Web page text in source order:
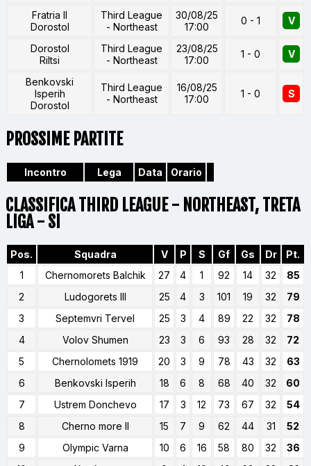
Fratria II
Dorostol
Third League
- Northeast
30/08/25
17:00
0 - 1 V
Dorostol
Riltsi
Third League
- Northeast
23/08/25
17:00
1 - 0 V
Benkovski
Isperih
Dorostol
Third League
- Northeast
16/08/25
17:00
1 - 0 S
PROSSIME PARTITE
Incontro Lega Data Orario
CLASSIFICA THIRD LEAGUE - NORTHEAST, TRETA
LIGA - SI
Pos. Squadra V P S Gf Gs Dr
Pt.
1
Chernomorets Balchik 27 4 1 92 14 32
85
2
Ludogorets III 25 4 3 101 19 32
79
3
Septemvri Tervel 25 3 4 89 22 32
78
4
Volov Shumen 23 3 6 93 28 32
72
5
Chernolomets 1919 20 3 9 78 43 32
63
6
Benkovski Isperih 18 6 8 68 40 32
60
7
Ustrem Donchevo 17 3 12 73 67 32
54
8
Cherno more II 15 7 9 62 44 31
52
9
Olympic Varna 10 6 16 58 80 32
36